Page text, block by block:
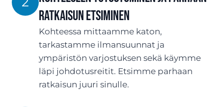
ratkaisun etsiminen
Kohteessa mittaamme katon,
tarkastamme ilmansuunnat ja
ympäristön varjostuksen sekä käymme
läpi johdotusreitit. Etsimme parhaan
ratkaisun juuri sinulle.